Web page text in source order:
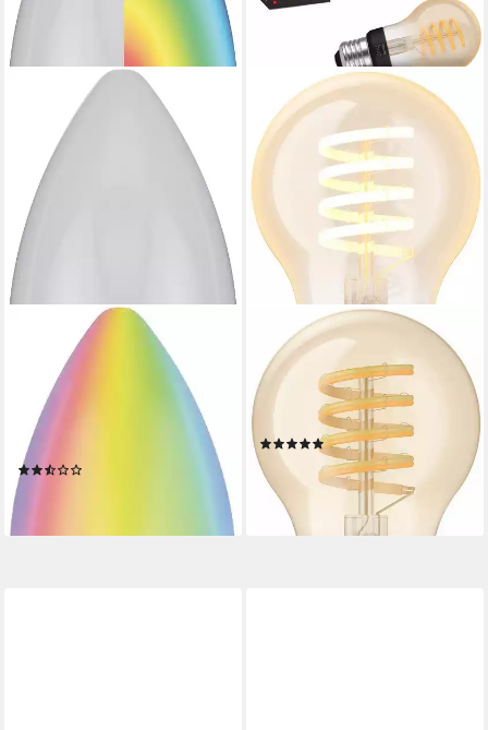
BRENNENSTUHL
LED-Leuchtmittel Connect
WiFi SB 400, E14,
Farbwechsler, SmartHome-
fähig, mit Timer
Produktdatenblatt
14,38 €
PHILIPS HUE
LED-Filament White
Ambiance Standard 550lm,
E27, 1 St., Farbwechsler
Produktdatenblatt
(1)
ab 34,99 €
lieferbar - in 2-3 Werktagen bei dir